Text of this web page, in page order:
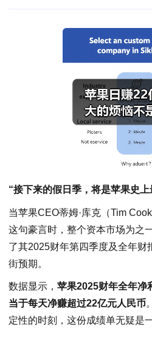
“接下来的假日季，将是苹果史
当苹果CEO蒂姆·库克（Tim
这句豪言时，整个资本市场为之
了其2025财年第四季度及全年财
街预期。
数据显示， 苹果2025财年全年净
当于每天净赚超过22亿元人民币
定性的时刻，这份成绩单无疑是